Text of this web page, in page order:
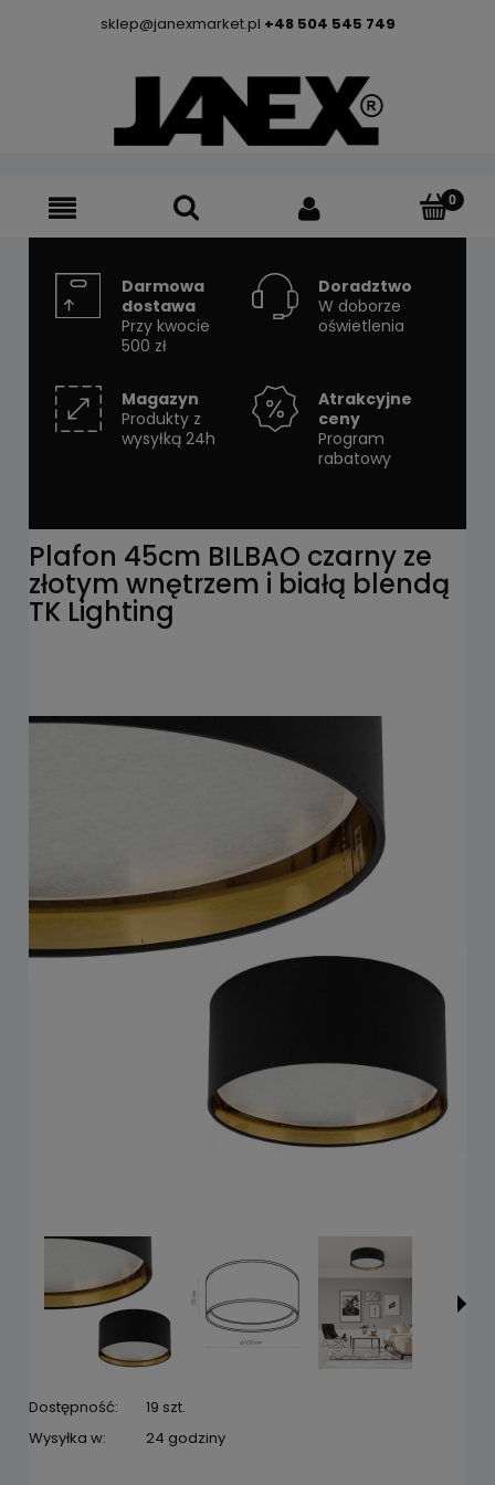
sklep@janexmarket.pl +48 504 545 749
Darmowa
dostawa
Przy kwocie
500 zł
Doradztwo
W doborze
oświetlenia
Magazyn
Produkty z
wysyłką 24h
Atrakcyjne
ceny
Program
rabatowy
Plafon 45cm BILBAO czarny ze
złotym wnętrzem i białą blendą
TK Lighting
Dostępność:
19 szt.
Wysyłka w:
24 godziny